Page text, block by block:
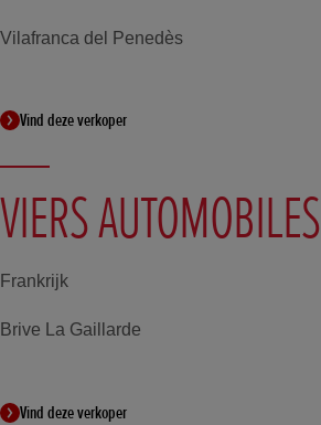
Vilafranca del Penedès
Vind deze verkoper
VIERS AUTOMOBILES
Frankrijk
Brive La Gaillarde
Vind deze verkoper